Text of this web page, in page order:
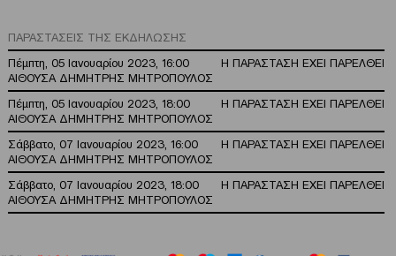
ΠΑΡΑΣΤΑΣΕΙΣ ΤΗΣ ΕΚΔΗΛΩΣΗΣ
Πέμπτη, 05 Ιανουαρίου 2023, 16:00
Η ΠΑΡΑΣΤΑΣΗ ΕΧΕΙ ΠΑΡΕΛΘΕΙ
ΑΙΘΟΥΣΑ ΔΗΜΗΤΡΗΣ ΜΗΤΡΟΠΟΥΛΟΣ
Πέμπτη, 05 Ιανουαρίου 2023, 18:00
Η ΠΑΡΑΣΤΑΣΗ ΕΧΕΙ ΠΑΡΕΛΘΕΙ
ΑΙΘΟΥΣΑ ΔΗΜΗΤΡΗΣ ΜΗΤΡΟΠΟΥΛΟΣ
Σάββατο, 07 Ιανουαρίου 2023, 16:00
Η ΠΑΡΑΣΤΑΣΗ ΕΧΕΙ ΠΑΡΕΛΘΕΙ
ΑΙΘΟΥΣΑ ΔΗΜΗΤΡΗΣ ΜΗΤΡΟΠΟΥΛΟΣ
Σάββατο, 07 Ιανουαρίου 2023, 18:00
Η ΠΑΡΑΣΤΑΣΗ ΕΧΕΙ ΠΑΡΕΛΘΕΙ
ΑΙΘΟΥΣΑ ΔΗΜΗΤΡΗΣ ΜΗΤΡΟΠΟΥΛΟΣ